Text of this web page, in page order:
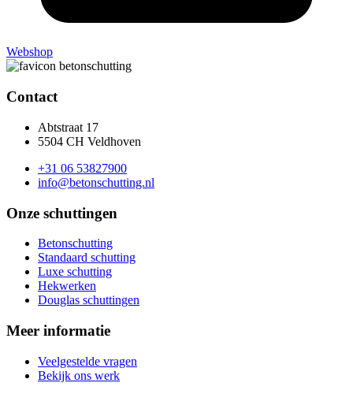
Webshop
Contact
Abtstraat 17
5504 CH Veldhoven
+31 06 53827900
info@betonschutting.nl
Onze schuttingen
Betonschutting
Standaard schutting
Luxe schutting
Hekwerken
Douglas schuttingen
Meer informatie
Veelgestelde vragen
Bekijk ons werk